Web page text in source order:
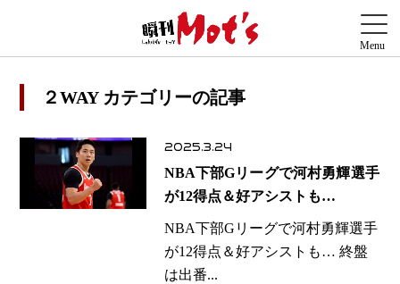
２WAY カテゴリーの記事
2025.3.24
NBA下部Gリーグで河村勇輝選手
が12得点＆好アシストも…
NBA下部Gリーグで河村勇輝選手
が12得点＆好アシストも… 終盤
は出番...